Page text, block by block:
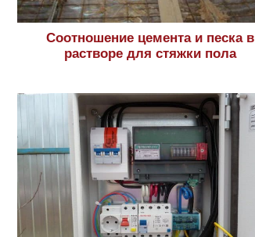
Соотношение цемента и песка в
растворе для стяжки пола